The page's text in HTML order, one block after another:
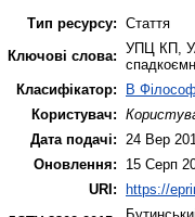
Тип ресурсу: Стаття
Ключові слова: УПЦ КП,
Класифікатор:
B
Користувач:
Дата подачі:
24 Вер
Оновлення:
15 Серп
URI: https://